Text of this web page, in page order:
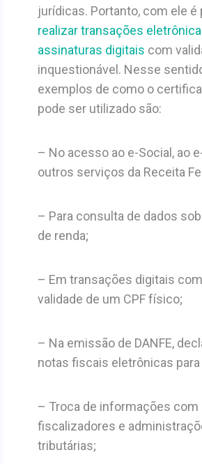
jurídicas. Portanto, com ele é
realizar transações
assinaturas digitais com
inquestionável. Nesse
exemplos de como o
pode ser utilizado são:
– No acesso ao e-Social, ao
outros serviços da Receita
– Para consulta de dados
de renda;
– Em transações digitais
validade de um CPF físico;
– Na emissão de DANFE,
notas fiscais eletrônicas
– Troca de informações com
fiscalizadores e
tributárias;